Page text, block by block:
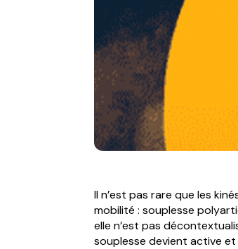
Il n’est pas rare que les
mobilité : souplesse
elle n’est pas
souplesse devient active